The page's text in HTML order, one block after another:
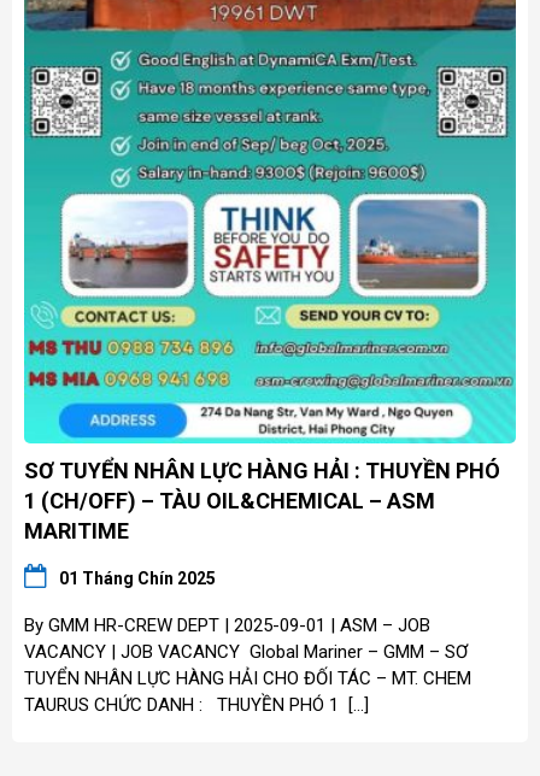
SƠ TUYỂN NHÂN LỰC HÀNG HẢI : THUYỀN PHÓ
1 (CH/OFF) – TÀU OIL&CHEMICAL – ASM
MARITIME
01 Tháng Chín 2025
By GMM HR-CREW DEPT | 2025-09-01 | ASM – JOB
VACANCY | JOB VACANCY Global Mariner – GMM – SƠ
TUYỂN NHÂN LỰC HÀNG HẢI CHO ĐỐI TÁC – MT. CHEM
TAURUS CHỨC DANH : THUYỀN PHÓ 1 […]